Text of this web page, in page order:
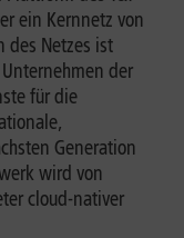
ein Kernnetz von
des Netzes ist
der
für die
Generation
wird von
cloud-nativer